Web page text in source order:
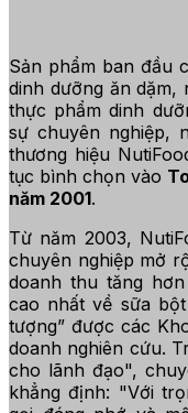
Sản phẩm ban đầu
dinh dưỡng ăn dặm,
thực phẩm dinh
sự chuyên nghiệp,
thương hiệu
tục bình chọn vào
năm 2001.
Từ năm 2003,
chuyên nghiệp mở
doanh thu tăng
cao nhất về sữa
tượng” được các
doanh nghiên cứu.
cho lãnh đạo",
khẳng định: "Với